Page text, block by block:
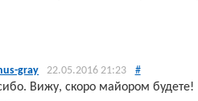
gray 22.05.2016 21:23 #
Вижу, скоро майором будете!